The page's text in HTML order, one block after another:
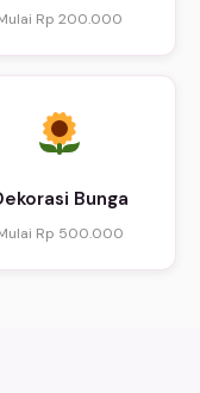
Rp 200.000
Bunga
Rp 500.000